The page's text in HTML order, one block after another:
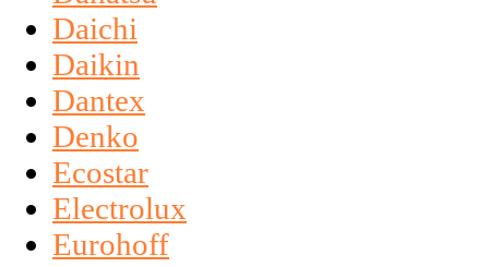
Daichi
Daikin
Dantex
Denko
Ecostar
Electrolux
Eurohoff